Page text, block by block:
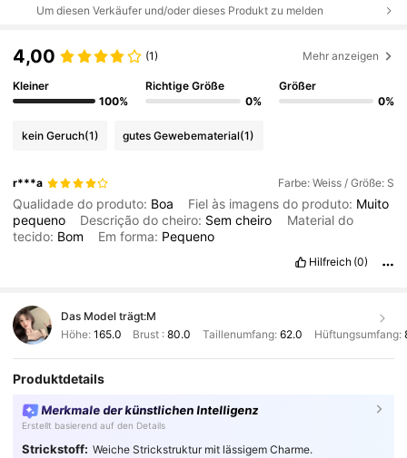
Um diesen Verkäufer und/oder dieses Produkt zu melden
4,00 (1) Mehr anzeigen
Kleiner
100%
Richtige Größe
0%
Größer
0%
kein Geruch(1) gutes Gewebematerial(1)
r***a Farbe: Weiss / Größe: S
Qualidade do produto: Boa Fiel às imagens do produto: Muito
pequeno
Descrição do cheiro: Semcheiro
Material do
tecido: Bom Em forma: Pequeno
Hilfreich (0)
Das Model trägt:M
Höhe: 165.0 Brust :80.0 Taillenumfang: 62.0 Hüftungsumfang:
Produktdetails
Merkmale der künstlichen Intelligenz
Erstellt basierend auf den Details
Strickstoff: Weiche Strickstruktur mit lässigem Charme.